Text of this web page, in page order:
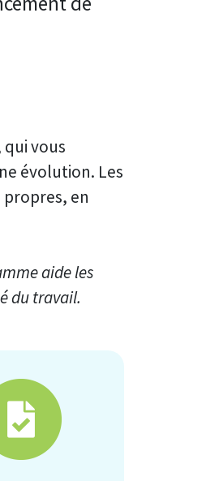
vous
évolution. Les
en
aide les
du travail.